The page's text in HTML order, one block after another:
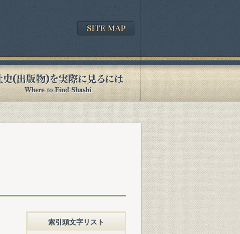
索引頭文字リスト